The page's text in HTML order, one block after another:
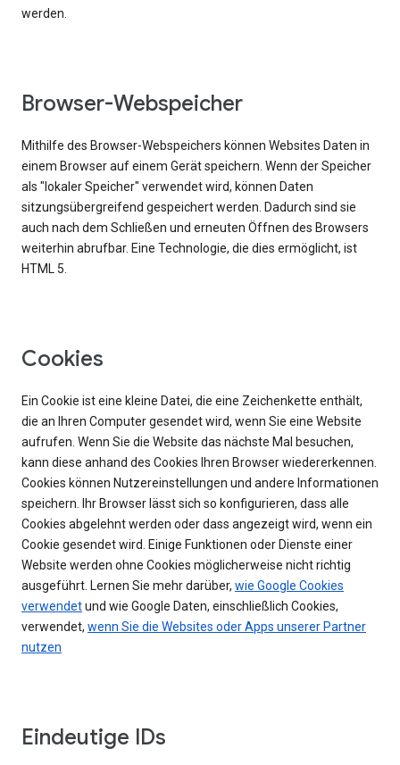
werden.
Browser-Webspeicher
Mithilfe des Browser-Webspeichers können Websites Daten in
einem Browser auf einem Gerät speichern. Wenn der Speicher
als "lokaler Speicher" verwendet wird, können Daten
sitzungsübergreifend gespeichert werden. Dadurch sind sie
auch nach dem Schließen und erneuten Öffnen des Browsers
weiterhin abrufbar. Eine Technologie, die dies ermöglicht, ist
HTML 5.
Cookies
Ein Cookie ist eine kleine Datei, die eine Zeichenkette enthält,
die an Ihren Computer gesendet wird, wenn Sie eine Website
aufrufen. Wenn Sie die Website das nächste Mal besuchen,
kann diese anhand des Cookies Ihren Browser wiedererkennen.
Cookies können Nutzereinstellungen und andere Informationen
speichern. Ihr Browser lässt sich so konfigurieren, dass alle
Cookies abgelehnt werden oder dass angezeigt wird, wenn ein
Cookie gesendet wird. Einige Funktionen oder Dienste einer
Website werden ohne Cookies möglicherweise nicht richtig
ausgeführt. Lernen Sie mehr darüber, wie Google Cookies
verwendetund wie Google Daten, einschließlich Cookies,
verwendet, wenn Sie die Websites oder Apps unserer Partner
nutzen
Eindeutige IDs